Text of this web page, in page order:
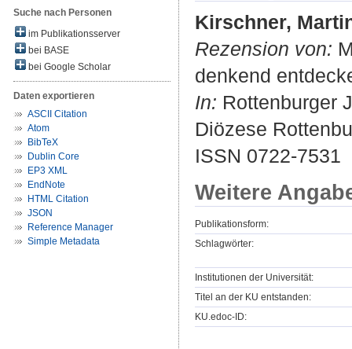
Suche nach Personen
im Publikationsserver
bei BASE
bei Google Scholar
Daten exportieren
ASCII Citation
Atom
BibTeX
Dublin Core
EP3 XML
EndNote
HTML Citation
JSON
Reference Manager
Simple Metadata
Kirschner,
Rezension von:
denkend
In: Rottenburger
Diözese
ISSN 0722-7531
Weitere
Publikationsform:
Schlagwörter:
Institutionen der Universität:
Titel an der KU entstanden:
KU.edoc-ID: